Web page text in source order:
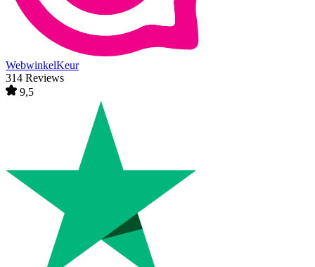
WebwinkelKeur
314 Reviews
9,5